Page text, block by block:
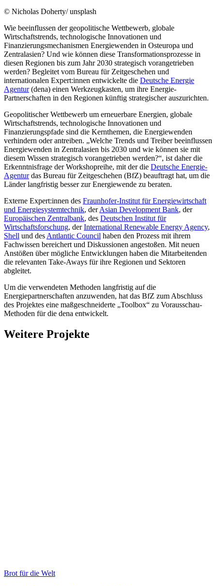
© Nicholas Doherty/ unsplash
Wie beeinflussen der geopolitische Wettbewerb, globale
Wirtschaftstrends, technologische Innovationen und
Finanzierungsmechanismen Energiewenden in Osteuropa und
Zentralasien? Und wie können diese Transformationsprozesse in
diesen Regionen bis zum Jahr 2030 strategisch vorangetrieben
werden? Begleitet vom Bureau für Zeitgeschehen und
internationalen Expert:innen entwickelte die Deutsche Energie
Agentur(dena) einen Werkzeugkasten, um ihre Energie-
Partnerschaften in den Regionen künftig strategischer auszurichten.
Geopolitischer Wettbewerb um erneuerbare Energien, globale
Wirtschaftstrends, technologische Innovationen und
Finanzierungspfade sind die Kernthemen, die Energiewenden
verhindern oder antreiben. „Welche Trends und Treiber beeinflussen
Energiewenden in Zentralasien bis 2030 und wie können sie mit
diesem Wissen strategisch vorangetrieben werden?“, ist daher die
Erkenntnisfrage der Workshopreihe, mit der die Deutsche Energie-
Agenturdas Bureau für Zeitgeschehen (BfZ) beauftragt hat, um die
Länder langfristig besser zur Energiewende zu beraten.
Externe Expert:innen des Fraunhofer-Institut für Energiewirtschaft
und Energiesystemtechnik, derAsian Development Bank, der
Europäischen Zentralbank, des Deutschen Institut für
Wirtschaftsforschung, derInternational Renewable Energy Agency,
Shell und des Antlantic Council haben den Prozess mit ihrem
Fachwissen bereichert und Diskussionen angestoßen. Mit neuen
Anstößen über mögliche Entwicklungen haben die Mitarbeitenden
die relevanten Take-Aways für ihre Regionen und Sektoren
abgleitet.
Um die verwendeten Methoden langfristig auf die
Energiepartnerschaften anzuwenden, hat das BfZ zum Abschluss
des Projektes eine maßgeschneiderte „Toolbox“ zu Vorausschau-
Methoden für die dena entwickelt.
Weitere Projekte
Brot für die Welt